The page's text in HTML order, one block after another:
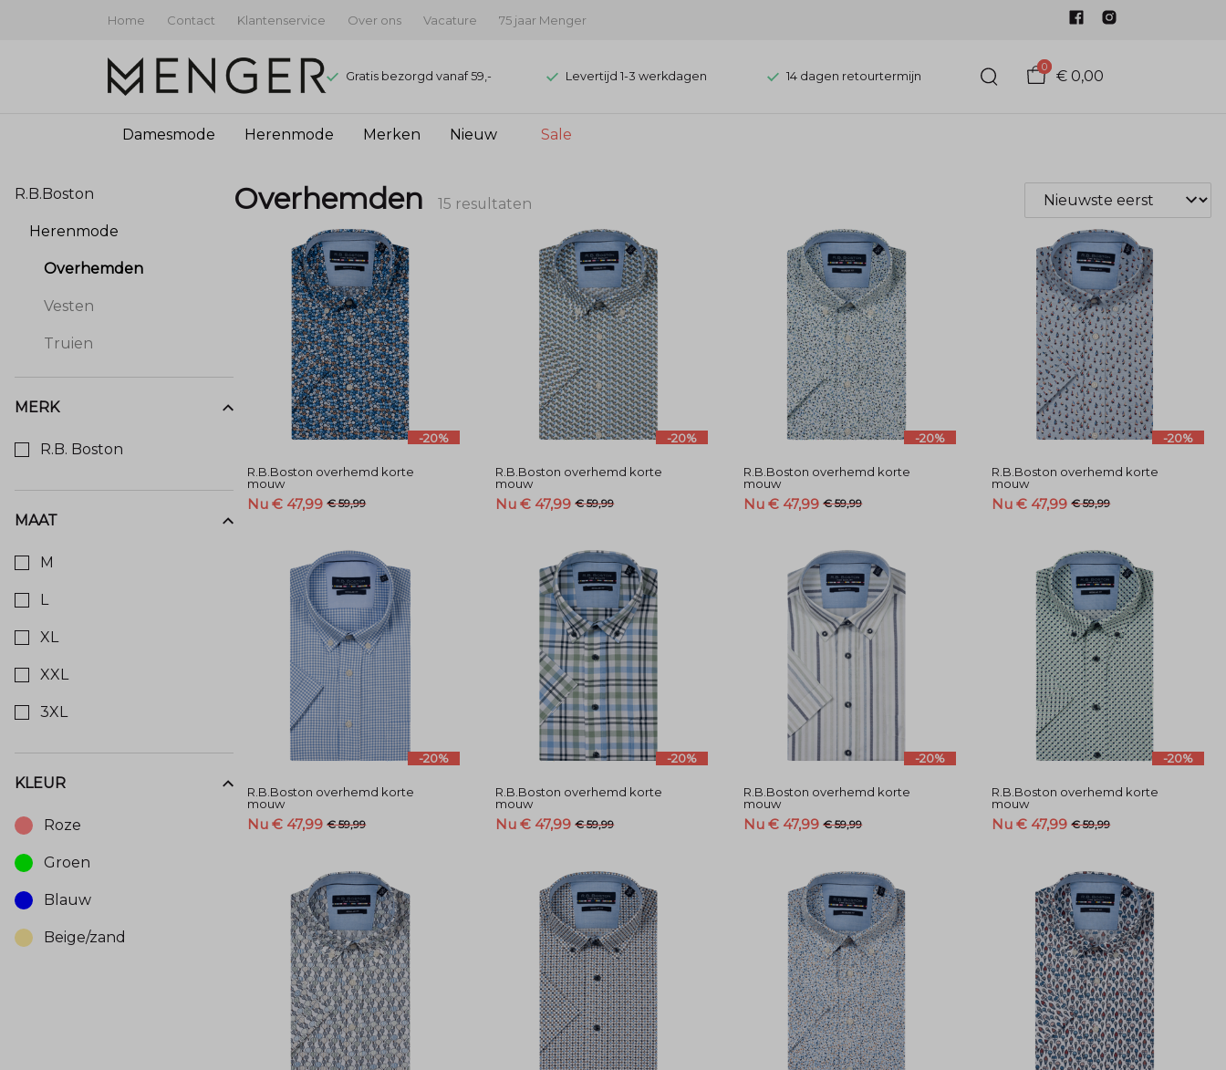
Home Contact Klantenservice Over ons Vacature 75 jaar Menger
Gratis bezorgd vanaf 59,- Levertijd 1-3 werkdagen 14 dagen retourtermijn
0
€ 0,00
Damesmode Herenmode Merken Nieuw Sale
Overhemden
Menger
Mode
R.B.Boston
Herenmode
Overhemden
Vesten
Truien
MERK
R.B. Boston
MAAT
M
L
XL
XXL
3XL
KLEUR
Roze
Groen
Blauw
Beige/zand
Overhemden 15 resultaten
-20%
R.B.Boston overhemd korte
mouw
Nu € 47,99 € 59,99
-20%
R.B.Boston overhemd korte
mouw
Nu € 47,99 € 59,99
-20%
R.B.Boston overhemd korte
mouw
Nu € 47,99 € 59,99
-20%
R.B.Boston overhemd korte
mouw
Nu € 47,99 € 59,99
-20%
R.B.Boston overhemd korte
mouw
Nu € 47,99 € 59,99
-20%
R.B.Boston overhemd korte
mouw
Nu € 47,99 € 59,99
-20%
R.B.Boston overhemd korte
mouw
Nu € 47,99 € 59,99
-20%
R.B.Boston overhemd korte
mouw
Nu € 47,99 € 59,99